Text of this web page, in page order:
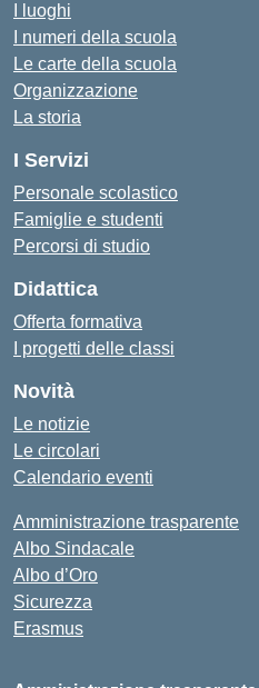
I luoghi
I numeri della scuola
Le carte della scuola
Organizzazione
La storia
I Servizi
Personale scolastico
Famiglie e studenti
Percorsi di studio
Didattica
Offerta formativa
I progetti delle classi
Novità
Le notizie
Le circolari
Calendario eventi
Amministrazione trasparente
Albo Sindacale
Albo d’Oro
Sicurezza
Erasmus